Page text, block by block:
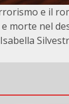
e il
morte nel
Isabella